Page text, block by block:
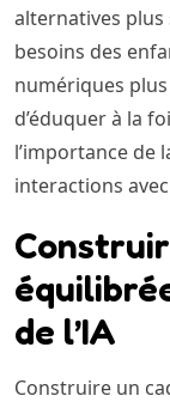
alternatives plus
besoins des
numériques
d’éduquer à la
l’importance de
interactions avec
de l’IA
Construire un